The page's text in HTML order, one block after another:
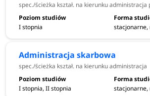
spec./ścieżka kształ. na kierunku administracja
I stopnia stacjonarne,
Administracja skarbowa
spec./ścieżka kształ. na kierunku administracja
I stopnia, II stopnia stacjonarne,